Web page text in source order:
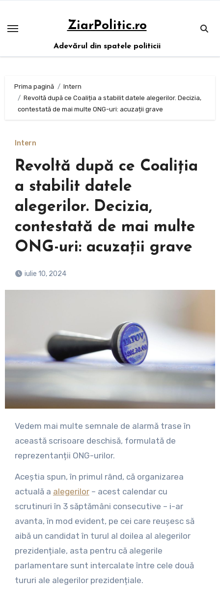
conținut
ZiarPolitic.ro
Adevărul din spatele politicii
Prima pagină
Intern
Revoltă după ce Coaliția a stabilit datele alegerilor. Decizia,
contestată de mai multe ONG-uri: acuzații grave
Intern
Revoltă după ce Coaliția
a stabilit datele
alegerilor. Decizia,
contestată de mai multe
ONG-uri: acuzații grave
iulie 10, 2024
Vedem mai multe semnale de alarmă trase în
această scrisoare deschisă, formulată de
reprezentanții ONG-urilor.
Aceștia spun, în primul rând, că organizarea
actuală a alegerilor– acest calendar cu
scrutinuri în 3 săptămâni consecutive – i-ar
avanta, în mod evident, pe cei care reușesc să
aibă un candidat în turul al doilea al alegerilor
prezidențiale, asta pentru că alegerile
parlamentare sunt intercalate între cele două
tururi ale alegerilor prezidențiale.